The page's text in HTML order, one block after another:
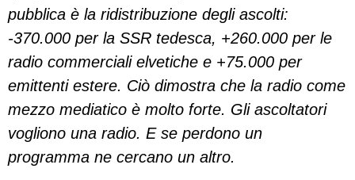
pubblica è la ridistribuzione degli ascolti:
-370.000 per la SSR tedesca, +260.000 per le
radio commerciali elvetiche e +75.000 per
emittenti estere. Ciò dimostra che la radio come
mezzo mediatico è molto forte. Gli ascoltatori
vogliono una radio. E se perdono un
programma ne cercano un altro.